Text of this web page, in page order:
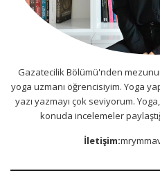
Gazatecilik Bölümü'nden
yoga uzmanı öğrencisiyim. Yoga
yazı yazmayı çok seviyorum.
konuda incelemeler
İletişim: